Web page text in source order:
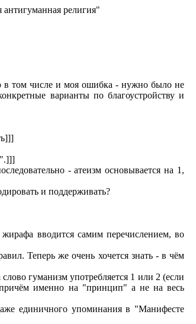
антигуманная религия"
в том числе и моя ошибка - нужно было не
варианты по благоустройству и
- атеизм основывается на 1,
и поддерживать?
вводится самим перечислением, во
Теперь же очень хочется знать - в чём
гуманизм употребляется 1 или 2 (если
причём именно на "принцип" а не на весь
единичного упоминания в "Манифесте